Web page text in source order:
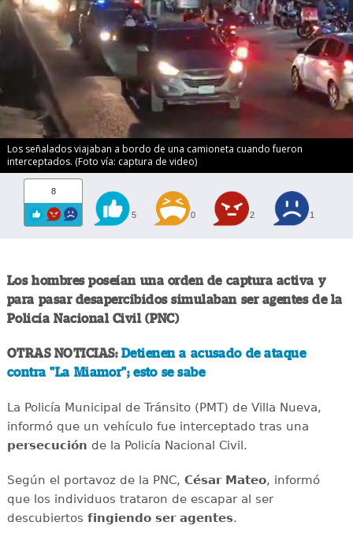
Los señalados viajaban a bordo de una camioneta cuando fueron
interceptados. (Foto vía: captura de video)
8
5 0 2 1
Los hombres poseían una orden de captura activa y
para pasar desapercibidos simulaban ser agentes de la
Policía Nacional Civil (PNC)
OTRAS NOTICIAS: Detienen a acusado de ataque
contra "La Miamor"; esto se sabe
La Policía Municipal de Tránsito (PMT) de Villa Nueva,
informó que un vehículo fue interceptado tras una
persecución de la Policía Nacional Civil.
Según el portavoz de la PNC, César Mateo, informó
que los individuos trataron de escapar al ser
descubiertos fingiendo ser agentes.